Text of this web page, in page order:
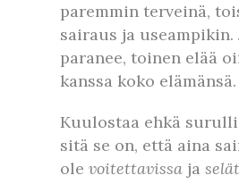
paremmin terveinä,
sairaus ja useampikin.
paranee, toinen elää
kanssa koko elämänsä.
Kuulostaa ehkä
sitä se on, että aina
ole voitettavissa ja